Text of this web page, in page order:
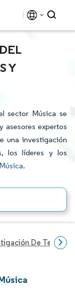
Y
sector Música se
asesores expertos
una investigación
los líderes y los
.
De